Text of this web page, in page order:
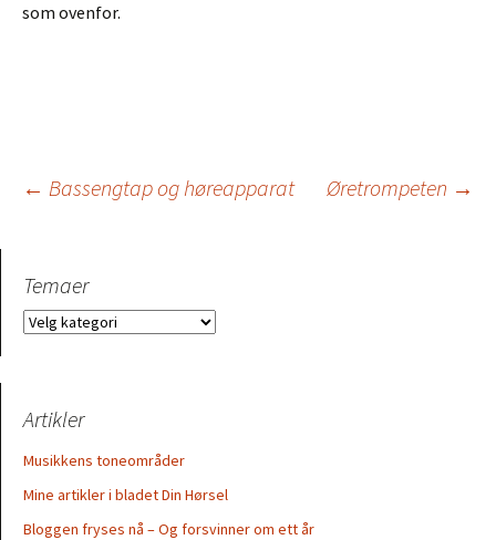
som ovenfor.
Innleggsnavigasjon
← Bassengtap og høreapparat Øretrompeten →
Temaer
Temaer
Artikler
Musikkens toneområder
Mine artikler i bladet Din Hørsel
Bloggen fryses nå – Og forsvinner om ett år